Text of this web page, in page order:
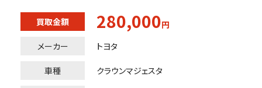
買取金額 280,000円
メーカー
トヨタ
車種 クラウンマジェスタ